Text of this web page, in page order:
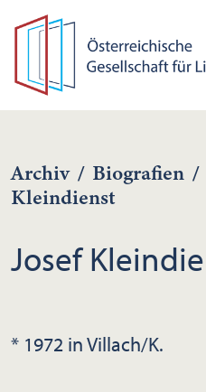
Archiv / Biografien /
Kleindienst
Josef
* 1972 in Villach/K.